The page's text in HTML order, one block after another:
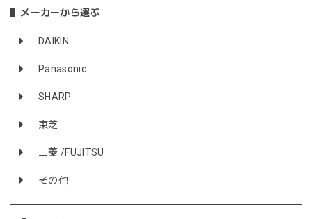
メーカーから選ぶ
DAIKIN
Panasonic
SHARP
東芝
三菱 /FUJITSU
その他